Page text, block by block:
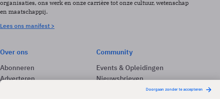
organisaties, ons werk en onze carrière tot onze cultuur, wetenschap
en maatschappij.
Lees ons manifest >
Over ons
Abonneren
Adverteren
Community
Events & Opleidingen
Nieuwsbrieven